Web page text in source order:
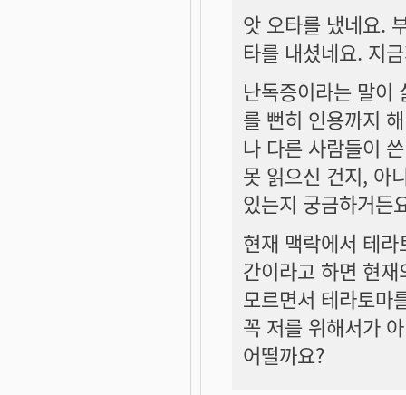
앗 오타를 냈네요.
타를 내셨네요. 지
난독증이라는 말이
를 뻔히 인용까지
나 다른 사람들이
못 읽으신 건지, 아
있는지 궁금하거든
현재 맥락에서 테
간이라고 하면 현
모르면서 테라토마
꼭 저를 위해서가
어떨까요?